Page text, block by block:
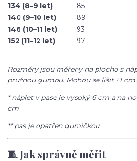
134 (8–9 let)
85
140 (9–10 let)
89
146 (10–11 let)
93
152 (11–12 let)
97
Rozměry jsou měřeny na plocho s
pružnou gumou. Mohou se lišit ±1 cm.
* náplet v pase je vysoký 6 cm a na
cm
** pas je opatřen gumičkou
🧵 Jak správně měřit